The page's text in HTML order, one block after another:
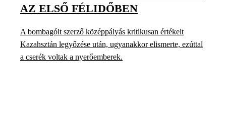
AZ ELSŐ FÉLIDŐBEN
A bombagólt szerző középpályás kritikusan értékelt
Kazahsztán legyőzése után, ugyanakkor elismerte, ezúttal
a cserék voltak a nyerőemberek.